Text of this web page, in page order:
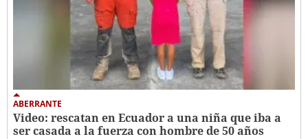
ABERRANTE
Video: rescatan en Ecuador a una niña que iba a
ser casada a la fuerza con hombre de 50 años